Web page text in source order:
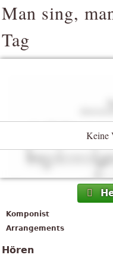
Man sing,
Tag
Keine
Komponist
Arrangements
Hören